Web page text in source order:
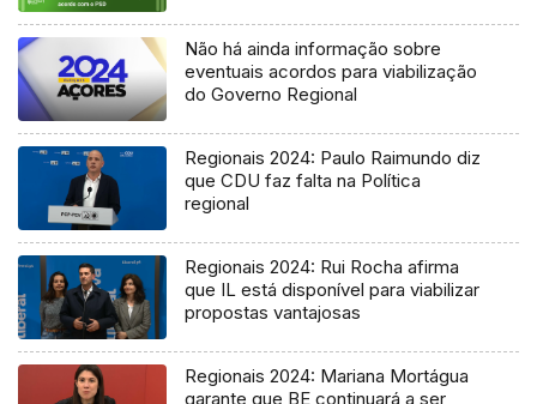
Não há ainda informação sobre
eventuais acordos para viabilização
do Governo Regional
Regionais 2024: Paulo Raimundo diz
que CDU faz falta na Política
regional
Regionais 2024: Rui Rocha afirma
que IL está disponível para viabilizar
propostas vantajosas
Regionais 2024: Mariana Mortágua
garante que BE continuará a ser